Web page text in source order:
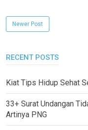
Newer Post
RECENT POSTS
Kiat Tips Hidup Sehat
33+ Surat Undangan
Artinya PNG